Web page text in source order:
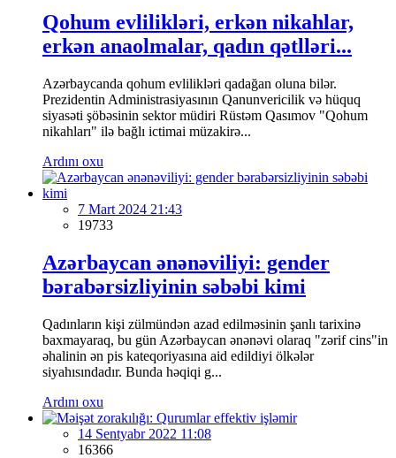
Qohum evlilikləri, erkən nikahlar,
erkən anaolmalar, qadın qətlləri...
Azərbaycanda qohum evlilikləri qadağan oluna bilər.
Prezidentin Administrasiyasının Qanunvericilik və hüquq
siyasəti şöbəsinin sektor müdiri Rüstəm Qasımov "Qohum
nikahları" ilə bağlı ictimai müzakirə...
Ardını oxu
7 Mart 2024 21:43
19733
Azərbaycan ənənəviliyi: gender
bərabərsizliyinin səbəbi kimi
Qadınların kişi zülmündən azad edilməsinin şanlı tarixinə
baxmayaraq, bu gün Azərbaycan ənənəvi olaraq "zərif cins"in
əhalinin ən pis kateqoriyasına aid edildiyi ölkələr
siyahısındadır. Bunda həqiqi g...
Ardını oxu
14 Sentyabr 2022 11:08
16366